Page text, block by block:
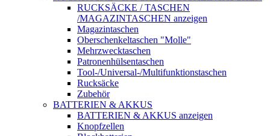
RUCKSÄCKE / TASCHEN
/MAGAZINTASCHEN anzeigen
Magazintaschen
Oberschenkeltaschen "Molle"
Mehrzwecktaschen
Patronenhülsentaschen
Tool-/Universal-/Multifunktionstaschen
Rucksäcke
Zubehör
BATTERIEN & AKKUS
BATTERIEN & AKKUS anzeigen
Knopfzellen